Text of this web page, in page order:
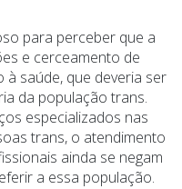
para perceber que a
e cerceamento de
saúde, que deveria ser
da população trans.
especializados nas
trans, o atendimento
ainda se negam
a essa população.